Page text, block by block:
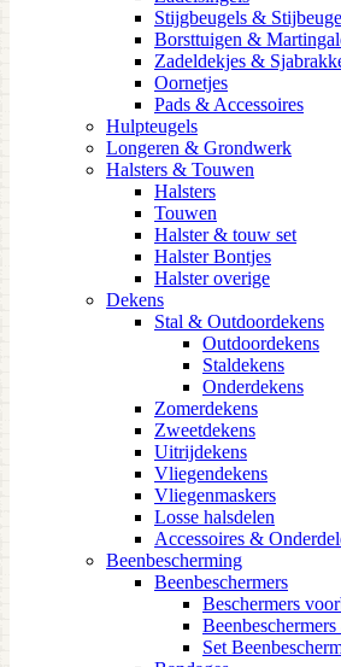
Stijgbeugels &
Borsttuigen &
Zadeldekjes &
Oornetjes
Pads & Accessoires
Hulpteugels
Longeren & Grondwerk
Halsters & Touwen
Halsters
Touwen
Halster & touw set
Halster Bontjes
Halster overige
Dekens
Stal & Outdoordekens
Outdoordekens
Staldekens
Onderdekens
Zomerdekens
Zweetdekens
Uitrijdekens
Vliegendekens
Vliegenmaskers
Losse halsdelen
Accessoires &
Beenbescherming
Beenbeschermers
Beschermers
Beenbeschermers
Set